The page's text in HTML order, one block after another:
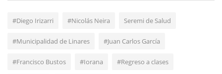
#Diego Irizarri #Nicolás Neira Seremi de Salud
#Municipalidad de Linares #Juan Carlos García
#Francisco Bustos #Iorana #Regreso a clases